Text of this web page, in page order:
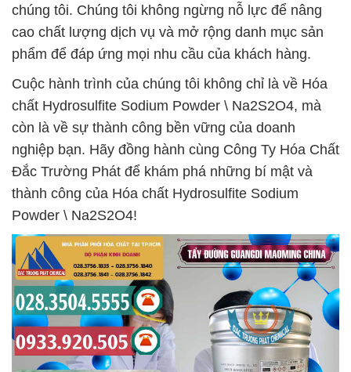
chúng tôi. Chúng tôi không ngừng nỗ lực để nâng
cao chất lượng dịch vụ và mở rộng danh mục sản
phẩm để đáp ứng mọi nhu cầu của khách hàng.
Cuộc hành trình của chúng tôi không chỉ là về Hóa
chất Hydrosulfite Sodium Powder \ Na2S2O4, mà
còn là về sự thành công bền vững của doanh
nghiệp bạn. Hãy đồng hành cùng Công Ty Hóa Chất
Đắc Trường Phát để khám phá những bí mật và
thành công của Hóa chất Hydrosulfite Sodium
Powder \ Na2S2O4!